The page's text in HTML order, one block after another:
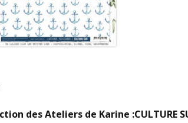
des Ateliers de Karine :CULTURE